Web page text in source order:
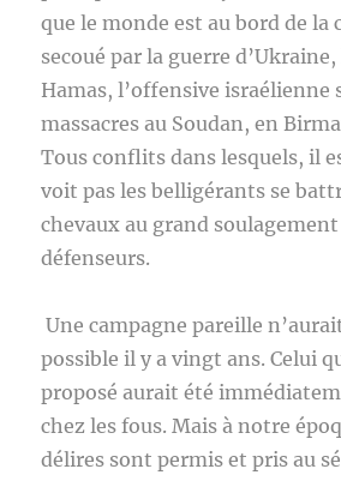
que le monde est au bord de la
secoué par la guerre
Hamas, l’offensive israélienne
massacres au Soudan, en
Tous conflits dans lesquels, il
voit pas les belligérants se
chevaux au grand
défenseurs.
Une campagne pareille
possible il y a vingt ans. Celui
proposé aurait été
chez les fous. Mais à notre
délires sont permis et pris au